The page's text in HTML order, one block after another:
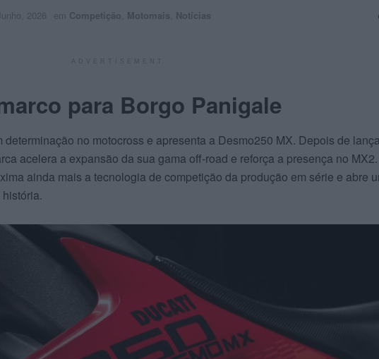
2026 em Competição Motomais Notícias
para Borgo Panigale
determinação no motocross e apresenta a Desmo250 MX. Depois de
acelera a expansão da sua gama off‑road e reforça a presença no MX2.
ainda mais a tecnologia de competição da produção em série e abre